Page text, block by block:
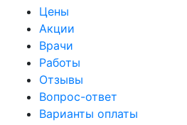
Цены
Акции
Врачи
Работы
Отзывы
Вопрос-ответ
Варианты оплаты